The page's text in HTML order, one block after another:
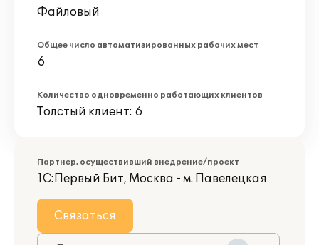
Файловый
Общее число автоматизированных рабочих мест
6
Количество одновременно работающих клиентов
Толстый клиент: 6
Партнер, осуществивший внедрение/проект
1С:Первый Бит, Москва - м. Павелецкая
Связаться